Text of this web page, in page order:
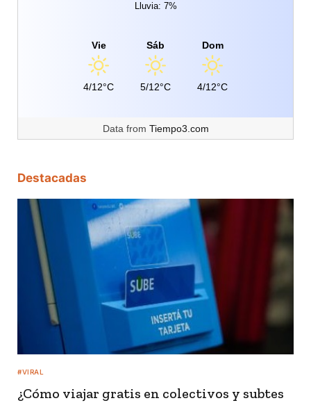
Lluvia: 7%
Vie
4/12°C
Sáb
5/12°C
Dom
4/12°C
Data from Tiempo3.com
Destacadas
#VIRAL
¿Cómo viajar gratis en colectivos y subtes